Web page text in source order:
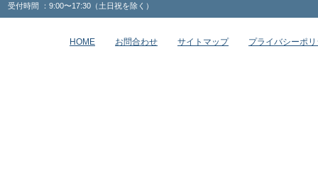
受付時間 ：9:00〜17:30（土日祝を除く）
HOME お問合わせ サイトマップ プライバシーポ